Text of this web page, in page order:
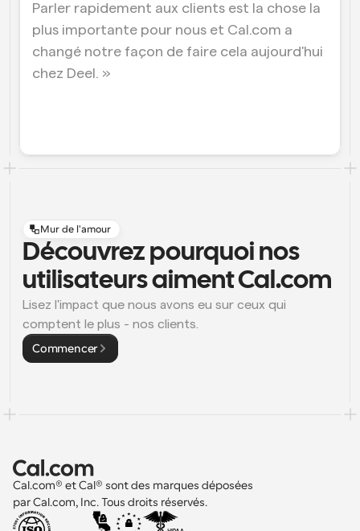
Essayez Cal.ai maintenant !
Hors du bureau
Planifiez des congés facilement
Paiements
Réunions instantanées
Rencontrez des clients en quelques minutes
Liens de groupe dynamique
Réservez facilement des réunions avec plusieurs
personnes
Webhooks
Parler rapidement aux clients est la chose la
plus importante pour nous et Cal.com a
changé notre façon de faire cela aujourd'hui
chez Deel. »
Mur de l'amour
Découvrez pourquoi nos
utilisateurs aiment Cal.com
Lisez l'impact que nous avons eu sur ceux qui
comptent le plus - nos clients.
Commencer
Cal.com® et Cal® sont des marques déposées
par Cal.com, Inc. Tous droits réservés.